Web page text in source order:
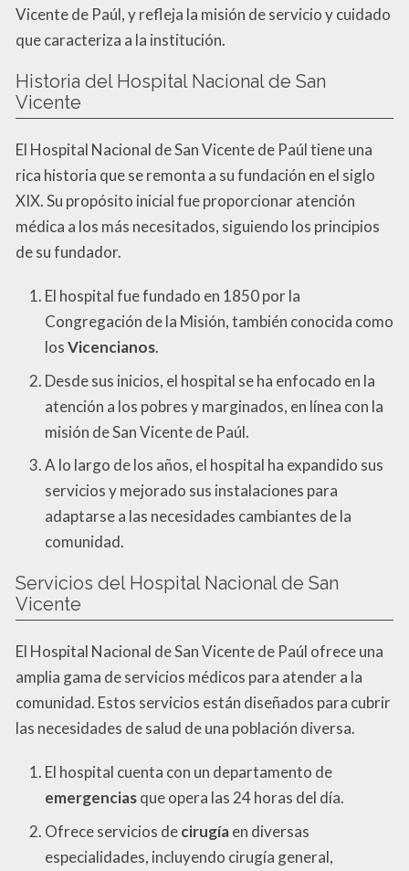
Vicente de Paúl, y refleja la misión de servicio y cuidado
que caracteriza a la institución.
Historia del Hospital Nacional de San
Vicente
El Hospital Nacional de San Vicente de Paúl tiene una
rica historia que se remonta a su fundación en el siglo
XIX. Su propósito inicial fue proporcionar atención
médica a los más necesitados, siguiendo los principios
de su fundador.
El hospital fue fundado en 1850 por la
Congregación de la Misión, también conocida como
losVicencianos.
Desde sus inicios, el hospital se ha enfocado en la
atención a los pobres y marginados, en línea con la
misión de San Vicente de Paúl.
A lo largo de los años, el hospital ha expandido sus
servicios y mejorado sus instalaciones para
adaptarse a las necesidades cambiantes de la
comunidad.
Servicios del Hospital Nacional de San
Vicente
El Hospital Nacional de San Vicente de Paúl ofrece una
amplia gama de servicios médicos para atender a la
comunidad. Estos servicios están diseñados para cubrir
las necesidades de salud de una población diversa.
El hospital cuenta con un departamento de
emergenciasque opera las 24 horas del día.
Ofrece servicios decirugíaen diversas
especialidades, incluyendo cirugía general,